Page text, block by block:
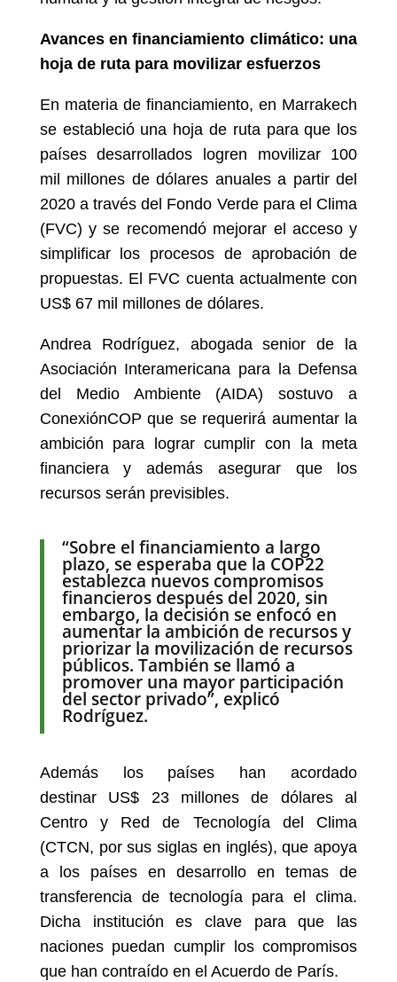
Avances en financiamiento climático: una
hoja de ruta para movilizar esfuerzos
En materia de financiamiento, en Marrakech
se estableció una hoja de ruta para que los
países desarrollados logren movilizar 100
mil millones de dólares anuales a partir del
2020 a través del Fondo Verde para el Clima
(FVC) y se recomendó mejorar el acceso y
simplificar los procesos de aprobación de
propuestas. El FVC cuenta actualmente con
US$ 67 mil millones de dólares.
Andrea Rodríguez, abogada senior de la
Asociación Interamericana para la Defensa
del Medio Ambiente (AIDA) sostuvo a
ConexiónCOP que se requerirá aumentar la
ambición para lograr cumplir con la meta
financiera y además asegurar que los
recursos serán previsibles.
“Sobre el financiamiento a largo
plazo, se esperaba que la COP22
establezca nuevos compromisos
financieros después del 2020, sin
embargo, la decisión se enfocó en
aumentar la ambición de recursos y
priorizar la movilización de recursos
públicos. También se llamó a
promover una mayor participación
del sector privado”, explicó
Rodríguez.
Además los países han acordado
destinar US$ 23 millones de dólares al
Centro y Red de Tecnología del Clima
(CTCN, por sus siglas en inglés), que apoya
a los países en desarrollo en temas de
transferencia de tecnología para el clima.
Dicha institución es clave para que las
naciones puedan cumplir los compromisos
que han contraído en el Acuerdo de París.